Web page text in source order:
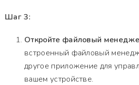
Шаг 3:
Откройте файловый
встроенный файловый
другое приложение для
вашем устройстве.